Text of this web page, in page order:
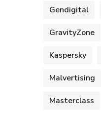
Gendigital
GravityZone
Kaspersky
Malvertising
Masterclass